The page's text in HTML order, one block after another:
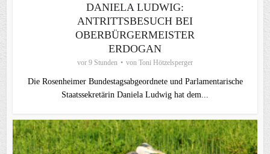
DANIELA LUDWIG:
ANTRITTSBESUCH BEI
OBERBÜRGERMEISTER
ERDOGAN
vor 9 Stunden von Toni Hötzelsperger
Die Rosenheimer Bundestagsabgeordnete und Parlamentarische
Staatssekretärin Daniela Ludwig hat dem...